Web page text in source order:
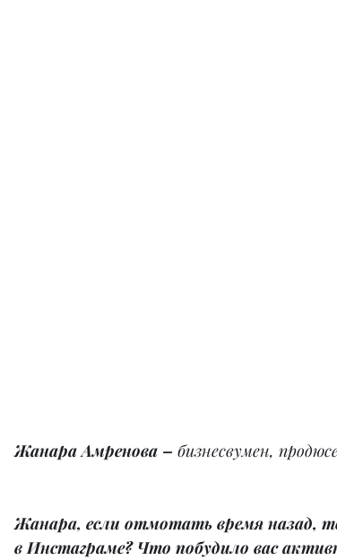
Жанара Амренова – бизнесвумен,
Жанара, если отмотать время назад,
в Инстаграме? Что побудило вас